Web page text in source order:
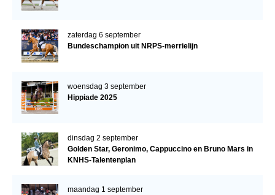
zaterdag 6 september
Bundeschampion uit NRPS-merrielijn
woensdag 3 september
Hippiade 2025
dinsdag 2 september
Golden Star, Geronimo, Cappuccino en Bruno Mars in
KNHS-Talentenplan
maandag 1 september